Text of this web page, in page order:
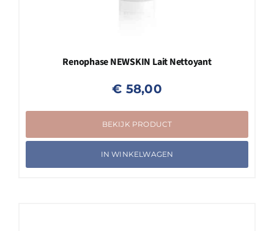
Renophase NEWSKIN Lait Nettoyant
€ 58,00
BEKIJK PRODUCT
IN WINKELWAGEN